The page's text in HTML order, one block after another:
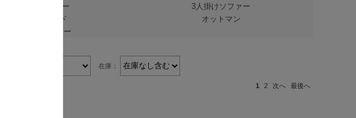
2人掛けソファー
3人掛けソファー
ソファーベッド
オットマン
すべてのソファー
在庫：
1 2 次へ 最後へ